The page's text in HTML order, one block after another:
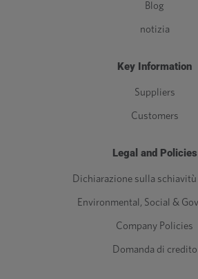
Blog
notizia
Key Information
Suppliers
Customers
Legal and Policies
Dichiarazione sulla schiavitù
Environmental, Social &
Company Policies
Domanda di credito